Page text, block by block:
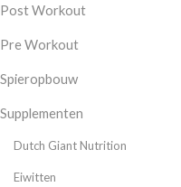
Post Workout
Pre Workout
Spieropbouw
Supplementen
Dutch Giant Nutrition
Eiwitten